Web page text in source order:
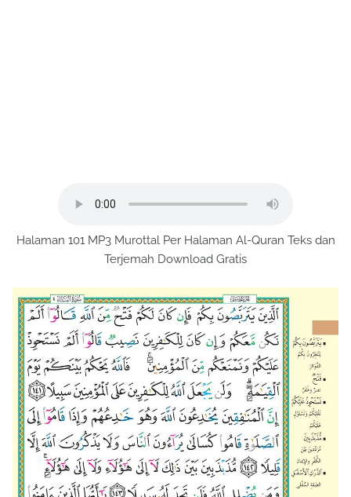
Halaman 101 MP3 Murottal Per Halaman Al-Quran Teks dan
Terjemah Download Gratis